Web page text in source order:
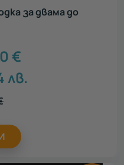
за двама до
€
лв.